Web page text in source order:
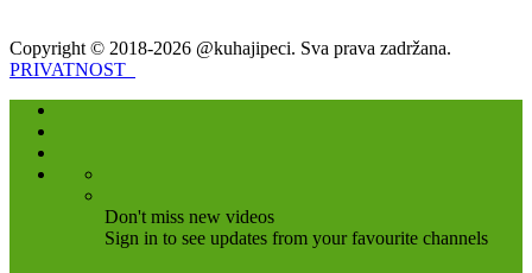
Copyright © 2018-2026 @kuhajipeci. Sva prava zadržana.
PRIVATNOST
Don't miss new videos
Sign in to see updates from your favourite channels